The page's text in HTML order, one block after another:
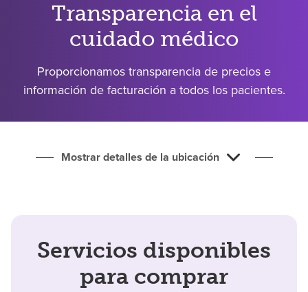
InversoresTransparencia en el
cuidado médico
Proporcionamos transparencia de precios e
información de facturación a todos los pacientes.
Mostrar detalles de la ubicación
Servicios disponibles
para comprar